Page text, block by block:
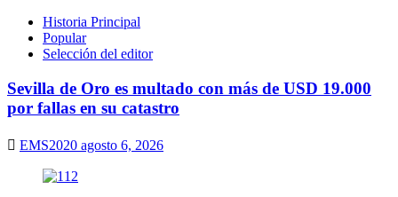
Historia Principal
Popular
Selección del editor
Sevilla de Oro es multado con más de USD 19.000
por fallas en su catastro
EMS2020 agosto 6, 2026